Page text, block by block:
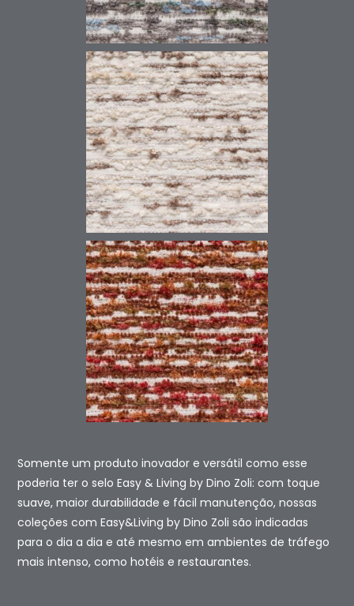
Somente um produto inovador e versátil como esse
poderia ter o selo Easy & Living by Dino Zoli: com toque
suave, maior durabilidade e fácil manutenção, nossas
coleções com Easy&Living by Dino Zoli são indicadas
para o dia a dia e até mesmo em ambientes de tráfego
mais intenso, como hotéis e restaurantes.